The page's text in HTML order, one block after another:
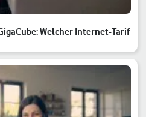
Welcher Internet-Tarif